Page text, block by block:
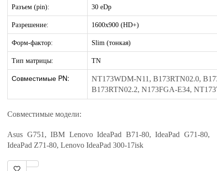
Разъем (pin): 30 eDp
Разрешение: 1600x900 (HD+)
Форм-фактор: Slim (тонкая)
Тип матрицы: TN
Совместимые PN:
NT173WDM-N11, B173RTN02.0,
B173RTN02.2, N173FGA-E34,
Совместимые модели:
Asus G751, IBM Lenovo IdeaPad B71-80, IdeaPad G71-80,
IdeaPad Z71-80, Lenovo IdeaPad 300-17isk